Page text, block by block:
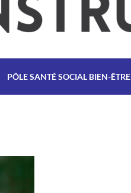
PÔLE SANTÉ SOCIAL BIEN-ÊTRE